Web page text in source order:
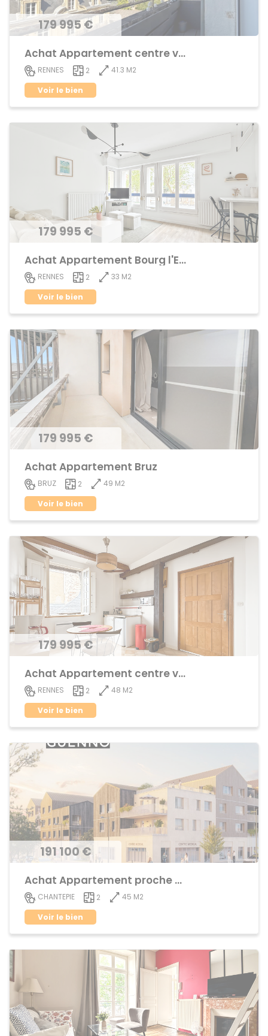
179 995 €
Achat Appartement centre ville
RENNES 2
41.3 M2
Voir le bien
179 995 €
Achat Appartement Bourg l'Evêque
RENNES 2
33 M2
Voir le bien
179 995 €
Achat Appartement Bruz
BRUZ 2
49 M2
Voir le bien
179 995 €
Achat Appartement centre ville
RENNES 2
48 M2
Voir le bien
191 100 €
Achat Appartement proche centre ville
CHANTEPIE 2
45 M2
Voir le bien